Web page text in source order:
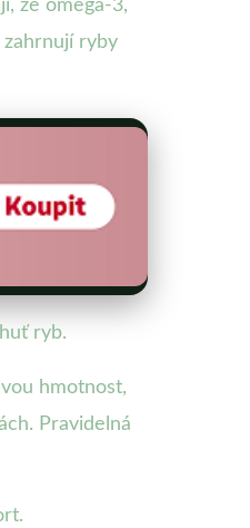
že omega-3,
zahrnují ryby
ryb.
hmotnost,
Pravidelná